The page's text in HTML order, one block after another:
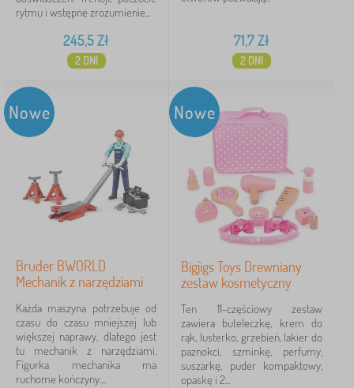
rytmu i wstępne zrozumienie...
245,5Zł
2 DNI
71,7Zł
2 DNI
Nowe
Bruder BWORLD
Mechanik z narzędziami
Każda maszyna potrzebuje od
czasu do czasu mniejszej lub
większej naprawy, dlatego jest
tu mechanik z narzędziami.
Figurka mechanika ma
ruchome kończyny....
Nowe
Bigjigs Toys Drewniany
zestaw kosmetyczny
Ten 11-częściowy zestaw
zawiera buteleczkę, krem do
rąk, lusterko, grzebień, lakier do
paznokci, szminkę, perfumy,
suszarkę, puder kompaktowy,
opaskę i 2...